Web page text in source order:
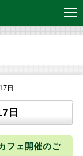
日
日
フェ開催のご